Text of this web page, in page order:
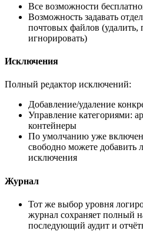
Все возможности
Возможность задавать
почтовых файлов (удалить,
игнорировать)
Исключения
Полный редактор исключений:
Добавление/удаление
Управление категориями:
контейнеры
По умолчанию уже
свободно можете добавить
исключения
Журнал
Тот же выбор уровня
журнал сохраняет полный
последующий аудит и